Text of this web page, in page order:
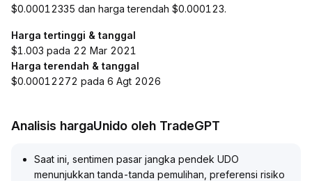
$0.00012335 dan harga terendah $0.000123.
Harga tertinggi & tanggal
$1.003 pada 22 Mar 2021
Harga terendah & tanggal
$0.00012272 pada 6 Agt 2026
Analisis hargaUnido oleh TradeGPT
Saat ini, sentimen pasar jangka pendek UDO
menunjukkan tanda-tanda pemulihan, preferensi risiko